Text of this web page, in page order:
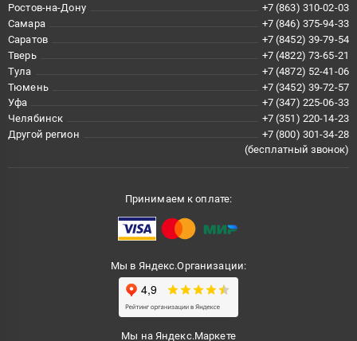
Ростов-на-Дону
+7 (863) 310-02-03
Самара
+7 (846) 375-94-33
Саратов
+7 (8452) 39-79-54
Тверь
+7 (4822) 73-65-21
Тула
+7 (4872) 52-41-06
Тюмень
+7 (3452) 39-72-57
Уфа
+7 (347) 225-06-33
Челябинск
+7 (351) 220-14-23
Другой регион
+7 (800) 301-34-28
(бесплатный звонок)
Принимаем к оплате:
Мы в Яндекс.Организации:
Мы на Яндекс.Маркете